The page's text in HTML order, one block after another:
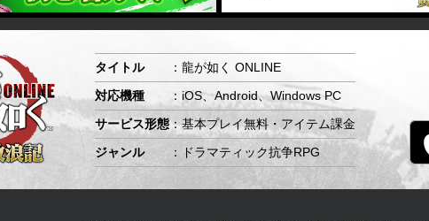
タイトル
：龍が如く ONLINE
対応機種
：iOS、Android、Windows PC
サービス形態：基本プレイ無料・アイテム課金
ジャンル
：ドラマティック抗争RPG